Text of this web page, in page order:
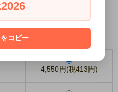
4,550円(税413円)
コピー